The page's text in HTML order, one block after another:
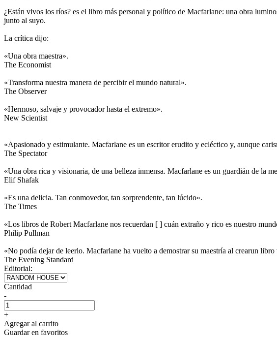
¿Están vivos los ríos? es el libro más personal y político de Macfarlane: una obra
junto al suyo.
La crítica dijo:
«Una obra maestra».
The Economist
«Transforma nuestra manera de percibir el mundo natural».
The Observer
«Hermoso, salvaje y provocador hasta el extremo».
New Scientist
«Apasionado y estimulante. Macfarlane es un escritor erudito y ecléctico y, aunque
The Spectator
«Una obra rica y visionaria, de una belleza inmensa. Macfarlane es un guardián de la
Elif Shafak
«Es una delicia. Tan conmovedor, tan sorprendente, tan lúcido».
The Times
«Los libros de Robert Macfarlane nos recuerdan [ ] cuán extraño y rico es nuestro
Philip Pullman
«No podía dejar de leerlo. Macfarlane ha vuelto a demostrar su maestría al crearun
The Evening Standard
Editorial:
Cantidad
-
+
Agregar al carrito
Guardar en favoritos